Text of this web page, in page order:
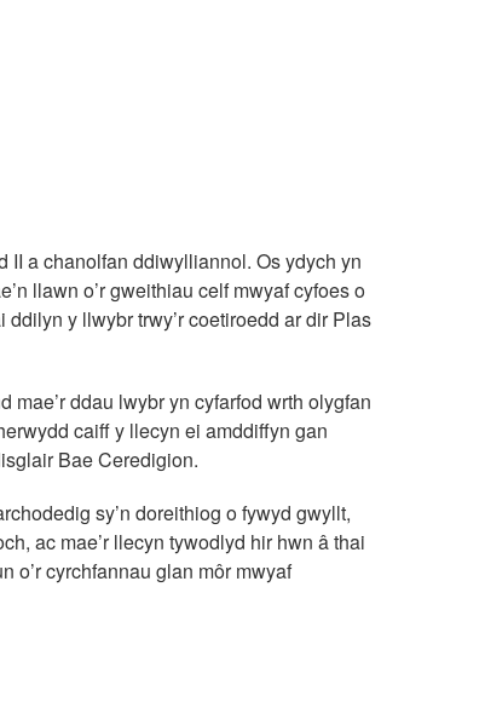
II a chanolfan ddiwylliannol. Os ydych yn
llawn o’r gweithiau celf mwyaf cyfoes o
y llwybr trwy’r coetiroedd ar dir Plas
mae’r ddau lwybr yn cyfarfod wrth olygfan
caiff y llecyn ei amddiffyn gan
Bae Ceredigion.
sy’n doreithiog o fywyd gwyllt,
ac mae’r llecyn tywodlyd hir hwn â thai
o’r cyrchfannau glan môr mwyaf